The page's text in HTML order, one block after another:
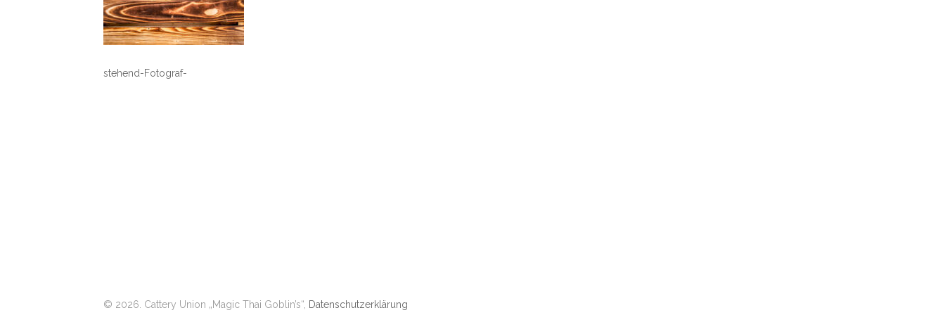
stehend-Fotograf-
© 2026. Cattery Union „Magic Thai Goblin’s“, Datenschutzerklärung